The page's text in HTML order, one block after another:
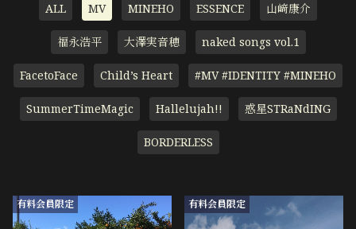
ALL MV MINEHO ESSENCE 山﨑康介
福永浩平 大澤実音穂 naked songs vol.1
FacetoFace Child’s Heart #MV #IDENTITY #MINEHO
SummerTimeMagic Hallelujah!! 惑星STRaNdING
BORDERLESS
有料会員限定 有料会員限定